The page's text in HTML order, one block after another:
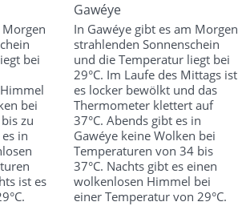
Morgen
bei
bei
zu
in
ist es
Gawéye
In Gawéye gibt es am Morgen
strahlenden Sonnenschein
und die Temperatur liegt bei
29°C. Im Laufe des Mittags ist
es locker bewölkt und das
Thermometer klettert auf
37°C. Abends gibt es in
Gawéye keine Wolken bei
Temperaturen von 34 bis
37°C. Nachts gibt es einen
wolkenlosen Himmel bei
einer Temperatur von 29°C.